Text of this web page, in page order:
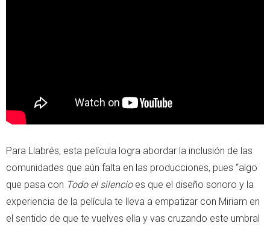
Para Llabrés, esta película logra abordar la inclusión de las
comunidades que aún falta en las producciones, pues “algo
que pasa con Todo el silencio es que el diseño sonoro y la
experiencia de la película te lleva a empatizar con Miriam en
el sentido de que te vuelves ella y vas cruzando este umbral